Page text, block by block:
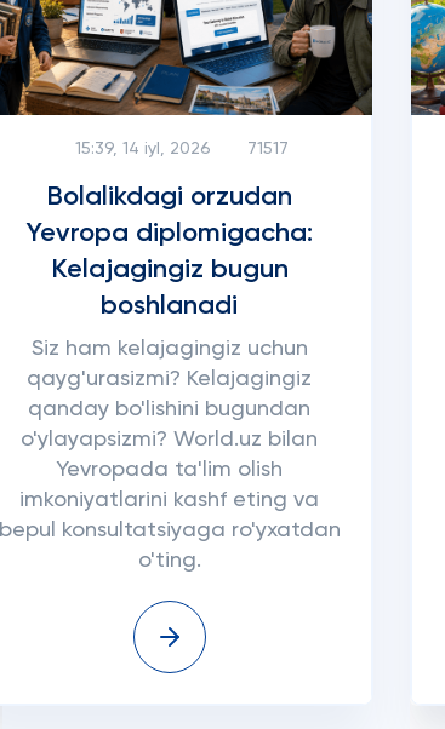
15:39, 14 iyl, 2026 71517
Bolalikdagi orzudan
Yevropa diplomigacha:
Kelajagingiz bugun
boshlanadi
Siz ham kelajagingiz uchun
qayg'urasizmi? Kelajagingiz
qanday bo'lishini bugundan
o'ylayapsizmi? World.uz bilan
Yevropada ta'lim olish
imkoniyatlarini kashf eting va
bepul konsultatsiyaga ro'yxatdan
o'ting.